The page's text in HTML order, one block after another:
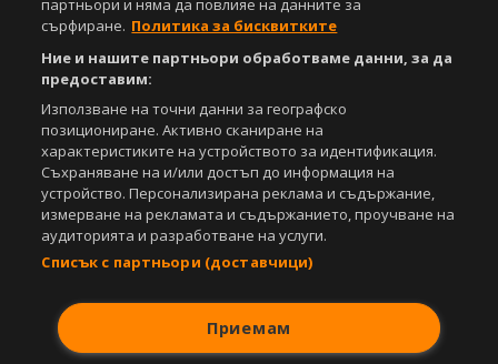
партньори и няма да повлияе на данните за
сърфиране. Политика за бисквитките
Ние и нашите партньори обработваме данни, за да
предоставим:
Използване на точни данни за географско
позициониране. Активно сканиране на
характеристиките на устройството за идентификация.
Съхраняване на и/или достъп до информация на
устройство. Персонализирана реклама и съдържание,
измерване на рекламата и съдържанието, проучване на
аудиторията и разработване на услуги.
Списък с партньори (доставчици)
Приемам